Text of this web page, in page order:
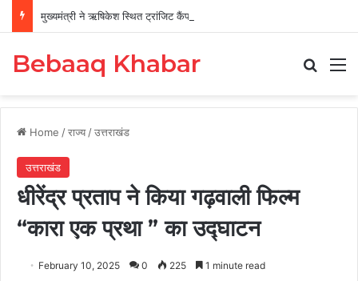
मुख्यमंत्री ने ऋषिकेश स्थित ट्रांजिट कैंप का किया औचक निरीक्षण
Bebaaq Khabar
Home /राज्य /उत्तराखंड
उत्तराखंड
धीरेंद्र प्रताप ने किया गढ़वाली फिल्म
“कारा एक प्रथा ” का उद्घाटन
February 10, 2025 0 225 1 minute read